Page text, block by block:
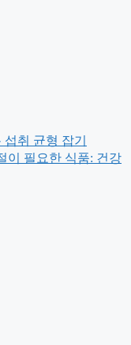
취 균형 잡기
이 필요한 식품: 건강